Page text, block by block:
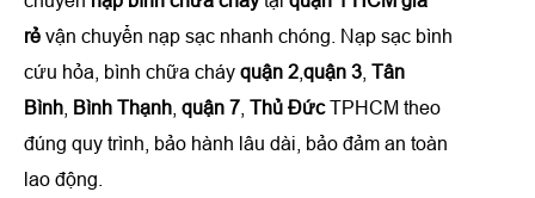
rẻ vận chuyển nạp sạc nhanh chóng.
Nạp sạc bình
cứu hỏa, bình chữa cháy quận 2 quận 3 Tân
Bình
Bình Thạnh quận 7 Thủ ĐứcTPHCM theo
đúng quy trình, bảo hành lâu dài, bảo đảm an toàn
lao động.